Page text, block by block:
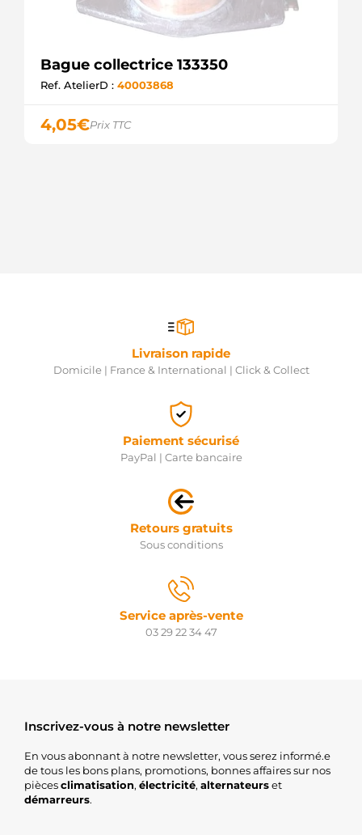
Bague collectrice 133350
Ref. AtelierD : 40003868
4,05€Prix TTC
Livraison rapide
Domicile | France & International | Click & Collect
Paiement sécurisé
PayPal | Carte bancaire
Retours gratuits
Sous conditions
Service après-vente
03 29 22 34 47
Inscrivez-vous à notre newsletter
En vous abonnant à notre newsletter, vous serez informé.e
de tous les bons plans, promotions, bonnes affaires sur nos
piècesclimatisation, électricité, alternateurset
démarreurs.